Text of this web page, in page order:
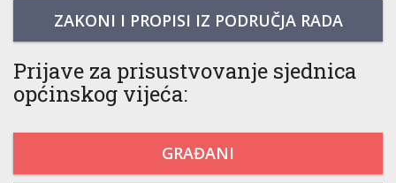
ZAKONI I PROPISI IZ PODRUČJA RADA
Prijave za prisustvovanje sjednica
općinskog vijeća:
GRAĐANI